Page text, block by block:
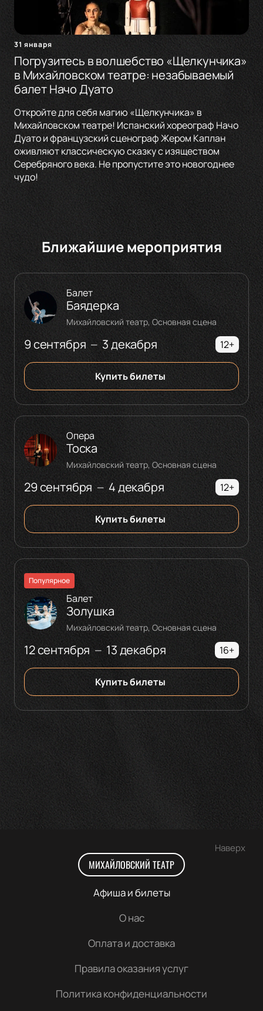
31 января
Погрузитесь в волшебство «Щелкунчика»
в Михайловском театре: незабываемый
балет Начо Дуато
Откройте для себя магию «Щелкунчика» в
Михайловском театре! Испанский хореограф Начо
Дуато и французский сценограф Жером Каплан
оживляют классическую сказку с изяществом
Серебряного века. Не пропустите это новогоднее
чудо!
Ближайшие мероприятия
9 сентября — 3 декабря
Балет
Баядерка
Михайловский театр, Основная сцена
12+
Купить билеты
29 сентября — 4 декабря
Опера
Тоска
Михайловский театр, Основная сцена
12+
Купить билеты
Популярное
12 сентября — 13 декабря
Балет
Золушка
Михайловский театр, Основная сцена
16+
Купить билеты
Наверх
МИХАЙЛОВСКИЙ ТЕАТР
Афиша и билеты
О нас
Оплата и доставка
Правила оказания услуг
Политика конфиденциальности